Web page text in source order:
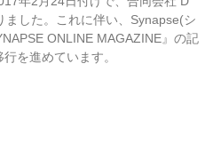
ました。これに伴い、Synapse(シ
ONLINE MAGAZINE』の記
を進めています。